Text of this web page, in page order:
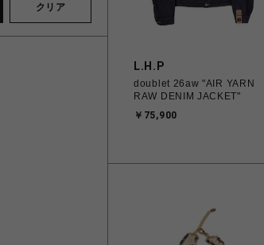
クリア
L.H.P
doublet 26aw "AIR YARN
RAW DENIM JACKET"
￥75,900